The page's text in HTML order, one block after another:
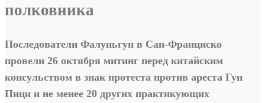
полковника
Последователи Фалуньгун в Сан-Франциско
провели 26 октября митинг перед китайским
консульством в знак протеста против ареста Гун
Пици и не менее 20 других практикующих